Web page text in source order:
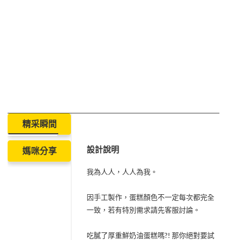
精采瞬間
媽咪分享 設計說明
我為人人，人人為我。
因手工製作，蛋糕顏色不一定每次都完全
一致，若有特別需求請先客服討論。
吃膩了厚重鮮奶油蛋糕嗎?! 那你絕對要試